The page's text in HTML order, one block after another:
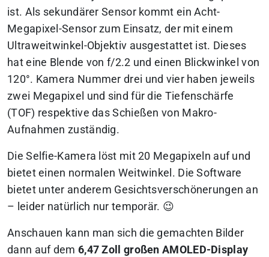
ist. Als sekundärer Sensor kommt ein Acht-
Megapixel-Sensor zum Einsatz, der mit einem
Ultraweitwinkel-Objektiv ausgestattet ist. Dieses
hat eine Blende von f/2.2 und einen Blickwinkel von
120°. Kamera Nummer drei und vier haben jeweils
zwei Megapixel und sind für die Tiefenschärfe
(TOF) respektive das Schießen von Makro-
Aufnahmen zuständig.
Die Selfie-Kamera löst mit 20 Megapixeln auf und
bietet einen normalen Weitwinkel. Die Software
bietet unter anderem Gesichtsverschönerungen an
– leider natürlich nur temporär. 😉
Anschauen kann man sich die gemachten Bilder
dann auf dem 6,47 Zoll großen AMOLED-Display